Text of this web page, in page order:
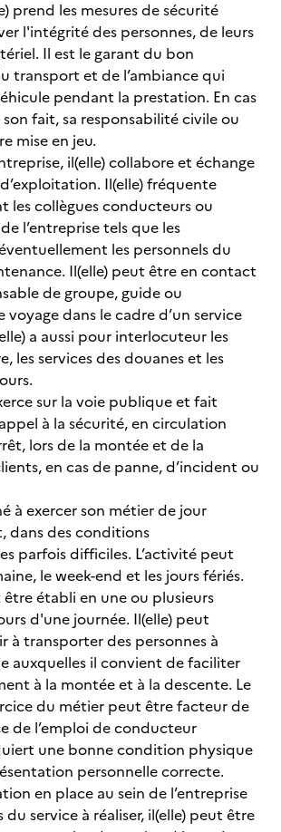
prend les mesures de sécurité
l'intégrité des personnes, de leurs
Il est le garant du bon
transport et de l’ambiance qui
pendant la prestation. En cas
fait, sa responsabilité civile ou
mise en jeu.
il(elle) collabore et échange
Il(elle) fréquente
les collègues conducteurs ou
l’entreprise tels que les
les personnels du
Il(elle) peut être en contact
de groupe, guide ou
voyage dans le cadre d’un service
a aussi pour interlocuteur les
les services des douanes et les
sur la voie publique et fait
à la sécurité, en circulation
lors de la montée et de la
en cas de panne, d’incident ou
à exercer son métier de jour
dans des conditions
parfois difficiles. L’activité peut
le week-end et les jours fériés.
être établi en une ou plusieurs
d'une journée. Il(elle) peut
à transporter des personnes à
auxquelles il convient de faciliter
à la montée et à la descente. Le
du métier peut être facteur de
de l’emploi de conducteur
une bonne condition physique
personnelle correcte.
en place au sein de l’entreprise
du service à réaliser, il(elle) peut être